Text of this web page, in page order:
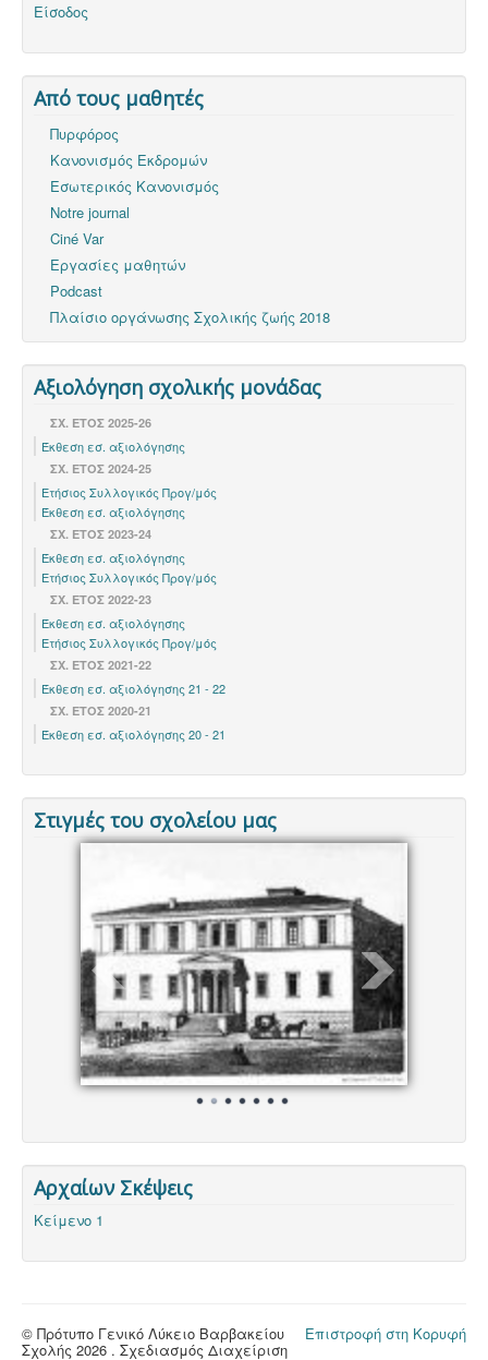
Είσοδος
Από τους μαθητές
Πυρφόρος
Κανονισμός Εκδρομών
Εσωτερικός Κανονισμός
Notre journal
Ciné Var
Εργασίες μαθητών
Podcast
Πλαίσιο οργάνωσης Σχολικής ζωής 2018
Αξιολόγηση σχολικής μονάδας
ΣΧ. ΕΤΟΣ 2025-26
Έκθεση εσ. αξιολόγησης
ΣΧ. ΕΤΟΣ 2024-25
Ετήσιος Συλλογικός Προγ/μός
Έκθεση εσ. αξιολόγησης
ΣΧ. ΈΤΟΣ 2023-24
Έκθεση εσ. αξιολόγησης
Ετήσιος Συλλογικός Προγ/μός
ΣΧ. ΈΤΟΣ 2022-23
Έκθεση εσ. αξιολόγησης
Ετήσιος Συλλογικός Προγ/μός
ΣΧ. ΕΤΟΣ 2021-22
Έκθεση εσ. αξιολόγησης 21 - 22
ΣΧ. ΕΤΟΣ 2020-21
Έκθεση εσ. αξιολόγησης 20 - 21
Στιγμές του σχολείου μας
Αρχαίων Σκέψεις
Κείμενο 1
Επιστροφή στη Κορυφή
© Πρότυπο Γενικό Λύκειο Βαρβακείου
Σχολής 2026 . Σχεδιασμός Διαχείριση